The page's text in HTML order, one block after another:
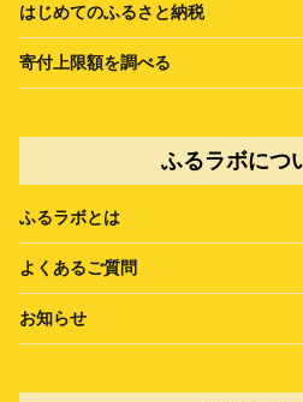
はじめてのふるさと納税
寄付上限額を調べる
ふるラボにつ
ふるラボとは
よくあるご質問
お知らせ